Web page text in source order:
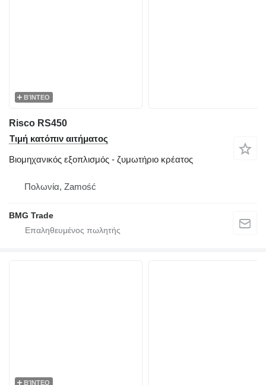
ΒΊΝΤΕΟ
Risco RS450
Τιμή κατόπιν αιτήματος
Βιομηχανικός εξοπλισμός - ζυμωτήριο κρέατος
Πολωνία, Zamość
BMG Trade
ΒΊΝΤΕΟ